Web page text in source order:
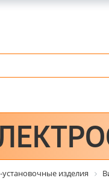
установочные изделия